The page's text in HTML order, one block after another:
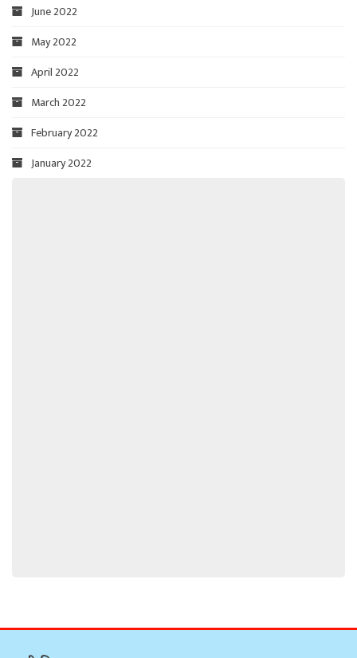
June 2022
May 2022
April 2022
March 2022
February 2022
January 2022